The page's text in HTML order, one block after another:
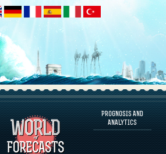
PROGNOSIS AND
ANALYTICS
FAQS
ONE’S PERSONALITY
PERSONALITIES